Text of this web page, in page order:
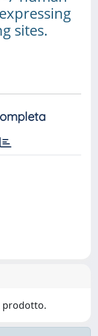
sites.
prodotto.